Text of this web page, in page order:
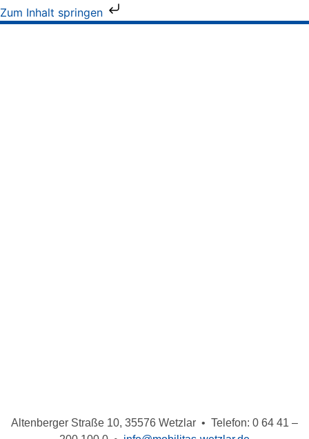
Zum Inhalt springen
Altenberger Straße 10, 35576 Wetzlar • Telefon: 0 64 41 –